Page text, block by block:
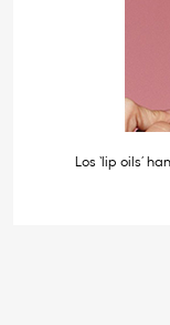
Los ‘lip oils’